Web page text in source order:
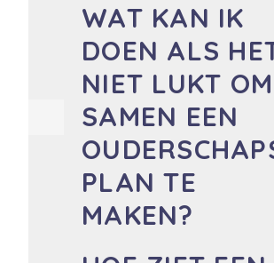
WAT KAN IK
DOEN ALS
NIET LUKT OM
SAMEN EEN
PLAN TE
MAKEN?